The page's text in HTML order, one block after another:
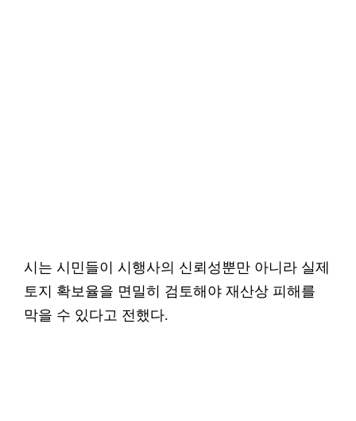
시는 시민들이 시행사의 신뢰성뿐만 아니라 실제
토지 확보율을 면밀히 검토해야 재산상 피해를
막을 수 있다고 전했다.